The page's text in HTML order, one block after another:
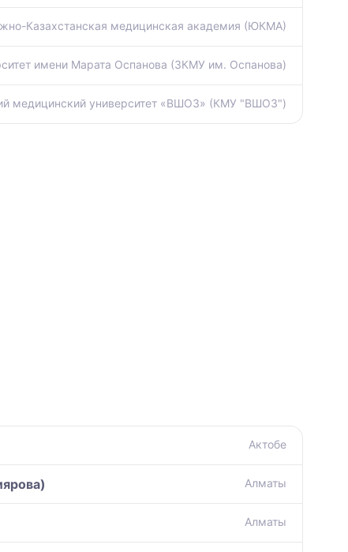
Казахстанская медицинская академия (ЮКМА)
имени Марата Оспанова (ЗКМУ им. Оспанова)
медицинский университет «ВШОЗ» (КМУ "ВШОЗ")
Актобе
Алматы
Алматы